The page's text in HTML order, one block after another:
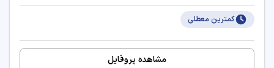
کمترین معطلی
مشاهده پروفایل